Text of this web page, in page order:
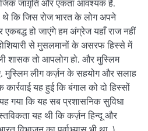
जाग़ृति और एकता आवश्यक है.
कि जिस रोज भारत के लोग अपने
हो जाएंगे हम अंग्रेज यहाँ राज नहीं
से मुसलमानों के असरफ हिस्से में
शासक तो आपलोग हो. और मुस्लिम
मुस्लिम लीग कर्ज़न के सहयोग और सलाह
यह हुई कि बंगाल को दो हिस्सों
गया कि यह सब प्रशासनिक सुविधा
यह थी कि कर्ज़न हिन्दू और